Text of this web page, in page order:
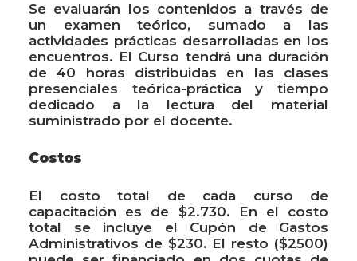
Se evaluarán los contenidos a través de
un examen teórico, sumado a las
actividades prácticas desarrolladas en los
encuentros. El Curso tendrá una duración
de 40 horas distribuidas en las clases
presenciales teórica-práctica y tiempo
dedicado a la lectura del material
suministrado por el docente.
Costos
El costo total de cada curso de
capacitación es de $2.730. En el costo
total se incluye el Cupón de Gastos
Administrativos de $230. El resto ($2500)